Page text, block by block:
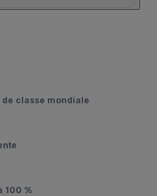
classe mondiale
100 %